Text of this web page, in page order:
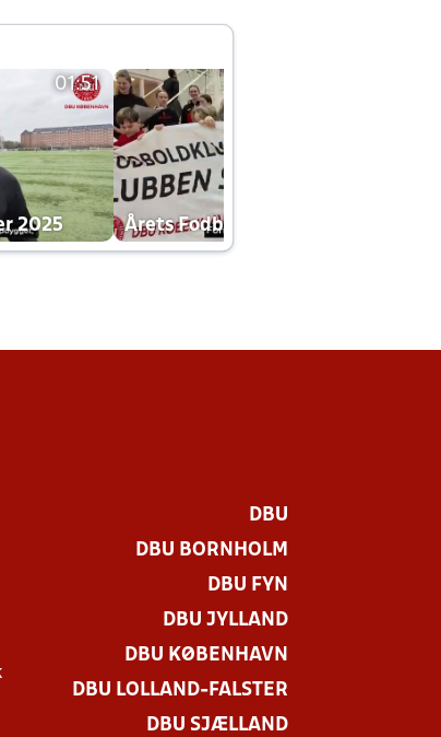
01:51
2025 Årets Fodboldklub 2025 mp4
DBU
DBU BORNHOLM
DBU FYN
DBU JYLLAND
DBU KØBENHAVN
DBU LOLLAND-FALSTER
DBU SJÆLLAND